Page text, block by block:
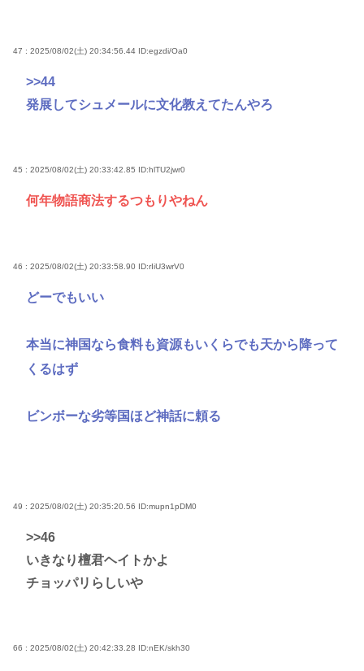
47 : 2025/08/02(土) 20:34:56.44 ID:egzdi/Oa0
>>44
発展してシュメールに文化教えてたんやろ
45 : 2025/08/02(土) 20:33:42.85 ID:hlTU2jwr0
何年物語商法するつもりやねん
46 : 2025/08/02(土) 20:33:58.90 ID:rIiU3wrV0
どーでもいい
本当に神国なら食料も資源もいくらでも天から降って
くるはず
ビンボーな劣等国ほど神話に頼る
49 : 2025/08/02(土) 20:35:20.56 ID:mupn1pDM0
>>46
いきなり檀君ヘイトかよ
チョッパリらしいや
66 : 2025/08/02(土) 20:42:33.28 ID:nEK/skh30